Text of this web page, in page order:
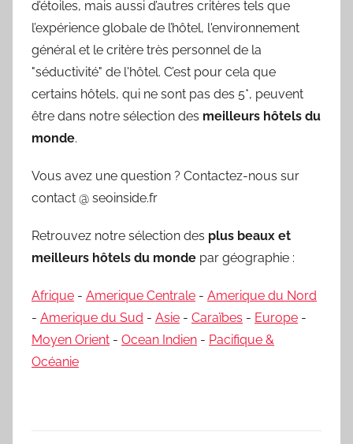
d’étoiles, mais aussi d’autres critères tels que
l’expérience globale de l’hôtel, l'environnement
général et le critère très personnel de la
"séductivité" de l'hôtel. C’est pour cela que
certains hôtels, qui ne sont pas des 5*, peuvent
être dans notre sélection des meilleurs hôtels du
monde.
Vous avez une question ? Contactez-nous sur
contact @ seoinside.fr
Retrouvez notre sélection des plus beaux et
meilleurs hôtels du monde par géographie :
Afrique - Amerique Centrale - Amerique du Nord
- Amerique du Sud - Asie - Caraïbes - Europe -
Moyen Orient - Ocean Indien - Pacifique &
Océanie